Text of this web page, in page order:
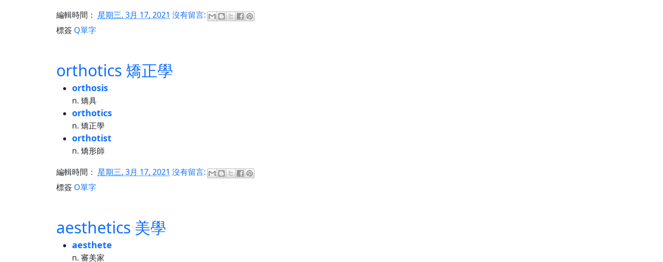
編輯時間： 星期三, 3月 17, 2021 沒有留言:
標簽 Q單字
orthotics 矯正學
orthosis
n. 矯具
orthotics
n. 矯正學
orthotist
n. 矯形師
編輯時間： 星期三, 3月 17, 2021 沒有留言:
標簽 O單字
aesthetics 美學
aesthete
n. 審美家